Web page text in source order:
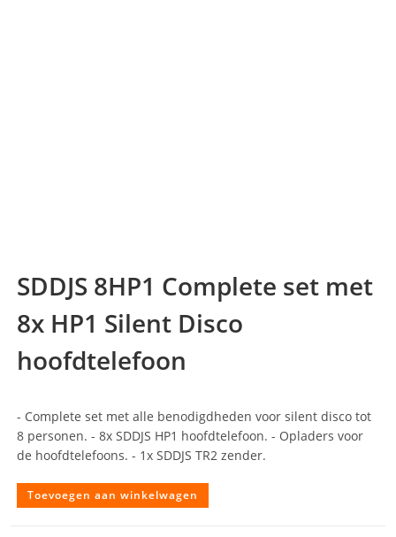
SDDJS 8HP1 Complete set met
8x HP1 Silent Disco
hoofdtelefoon
- Complete set met alle benodigdheden voor silent disco tot
8 personen. - 8x SDDJS HP1 hoofdtelefoon. - Opladers voor
de hoofdtelefoons. - 1x SDDJS TR2 zender.
Toevoegen aan winkelwagen